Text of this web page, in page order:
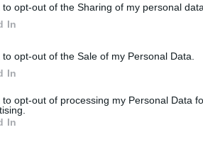
to opt-out of the Sharing of my personal data.
In
to opt-out of the Sale of my Personal Data.
In
to opt-out of processing my Personal Data
In
ΔΙΑΦΗΜΙΣΗ